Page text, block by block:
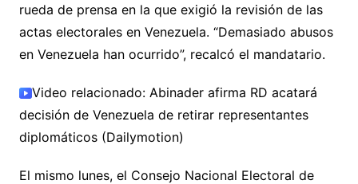
rueda de prensa en la que exigió la revisión de las
actas electorales en Venezuela. “Demasiado abusos
en Venezuela han ocurrido”, recalcó el mandatario.
Video relacionado: Abinader afirma RD acatará
decisión de Venezuela de retirar representantes
diplomáticos (Dailymotion)
El mismo lunes, el Consejo Nacional Electoral de